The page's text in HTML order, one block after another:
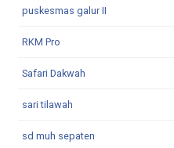
puskesmas galur II
RKM Pro
Safari Dakwah
sari tilawah
sd muh sepaten